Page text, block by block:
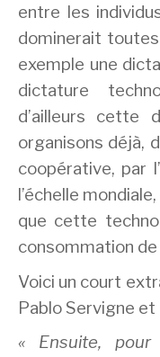
entre les
dominerait
exemple une
dictature
d’ailleurs cette
organisons déjà,
coopérative, par
l’échelle
que cette
consommation
Voici un court
Pablo Servigne et
« Ensuite,